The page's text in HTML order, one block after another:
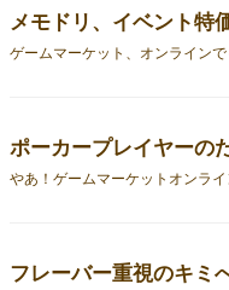
メモドリ、イベント特